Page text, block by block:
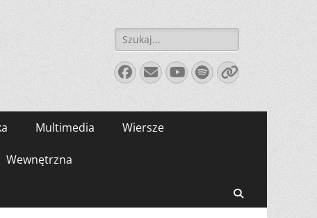
Szukaj:
Facebook
E-
mail
YouTube
Spotify
Link
Multimedia Wiersze
Wewnętrzna